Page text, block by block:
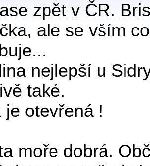
zpět v ČR.
ale se vším
nejlepší u
také.
je otevřená !
moře dobrá.